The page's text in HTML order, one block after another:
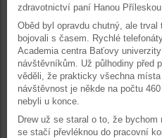
zdravotnictví paní Hanou
Oběd byl opravdu chutný, ale
bojovali s časem. Rychlé
Academia centra Baťovy
návštěvníkům. Už půlhodiny před
věděli, že prakticky všechna
návštěvnost je někde na počtu
nebyli u konce.
Drew už se staral o to, že
se stačí převléknou do pracovní